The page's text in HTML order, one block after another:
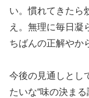
い。慣れてきたら
え。無理に毎日凝
ちばんの正解やか
今後の見通しとし
たいな“味の決ま